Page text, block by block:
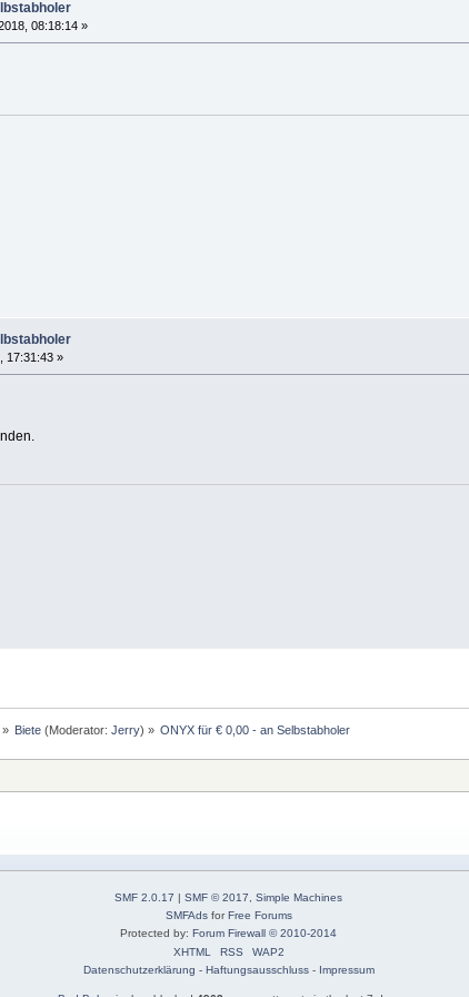
08:18:14 »
17:31:43 »
Biete (Moderator:Jerry) » ONYX für € 0,00 - an Selbstabholer
SMF 2.0.17 | SMF © 2017
Simple Machines
SMFAdsforFree Forums
Protected by: Forum Firewall © 2010-2014
XHTML
RSS
WAP2
Datenschutzerklärung - Haftungsausschluss- Impressum